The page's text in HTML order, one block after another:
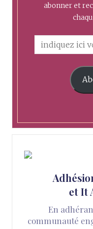
abonner et
et It
En
communauté